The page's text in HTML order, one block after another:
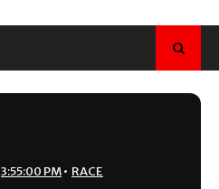
3:55:00 PM• RACE